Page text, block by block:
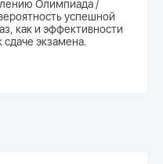
Олимпиада /
успешной
как и эффективности
сдаче экзамена.